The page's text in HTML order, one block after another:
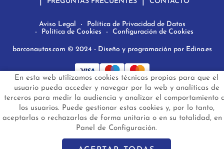
En esta web utilizamos cookies técnicas propias para que el
usuario pueda acceder y navegar por la web y analíticas de
terceros para medir la audiencia y analizar el comportamiento
los usuarios. Puede gestionar estas cookies y, por lo tanto,
aceptarlas o rechazarlas de forma unitaria o en su totalidad, en
Panel de Configuración.
Aviso Legal
Política de Privacidad de Datos
Política de Cookies
Configuración de Cookies
barconautas.com © 2024 - Diseño y programación por Edina.es